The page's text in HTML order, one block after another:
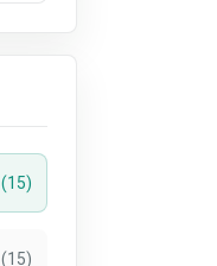
(15)
(15)